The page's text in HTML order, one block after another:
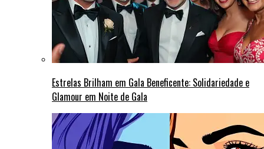
Estrelas Brilham em Gala Beneficente: Solidariedade e
Glamour em Noite de Gala